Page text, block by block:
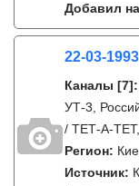
Добавил
22-03-
Каналы [7]:
УТ-3,
/ ТЕТ-А-
Регион:
Источник: